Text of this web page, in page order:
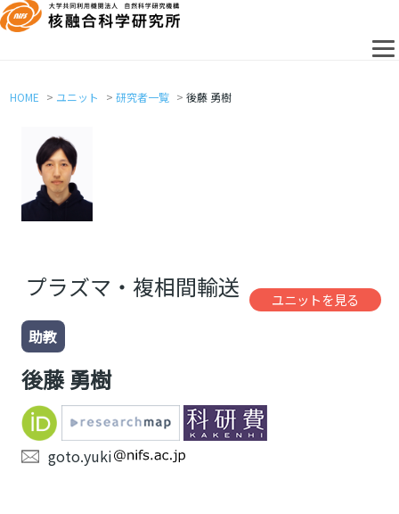
HOME ユニット 研究者一覧 後藤 勇樹
プラズマ・複相間輸送 ユニットを見る
助教
後藤 勇樹
goto.yuki